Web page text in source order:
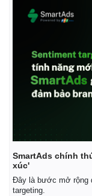
SmartAds chính
xúc'
Đây là bước mở rộng
targeting.